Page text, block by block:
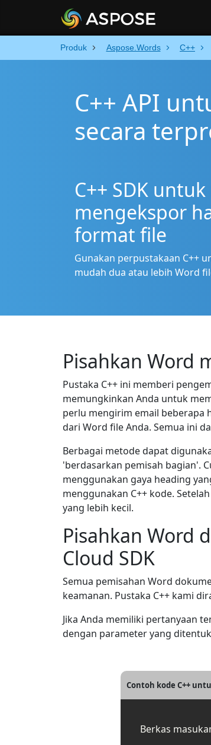
Produk Aspose.Words C++
C++ API
secara
C++ SDK
mengekspor
format file
Gunakan perpustakaan C++
mudah dua atau lebih Word
Pisahkan Word
Pustaka C++ ini memberi
memungkinkan Anda untuk
perlu mengirim email beberapa
dari Word file Anda. Semua ini
Berbagai metode dapat
'berdasarkan pemisah bagian'.
menggunakan gaya heading
menggunakan C++ kode.
yang lebih kecil.
Pisahkan Word
Cloud SDK
Semua pemisahan Word
keamanan. Pustaka C++ kami
Jika Anda memiliki pertanyaan
dengan parameter yang
Contoh kode C++
Berkas